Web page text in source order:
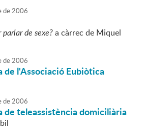
de2006
de sexe?a càrrec de Miquel
de2006
l'Associació Eubiòtica
de2006
de teleassistència domiciliària